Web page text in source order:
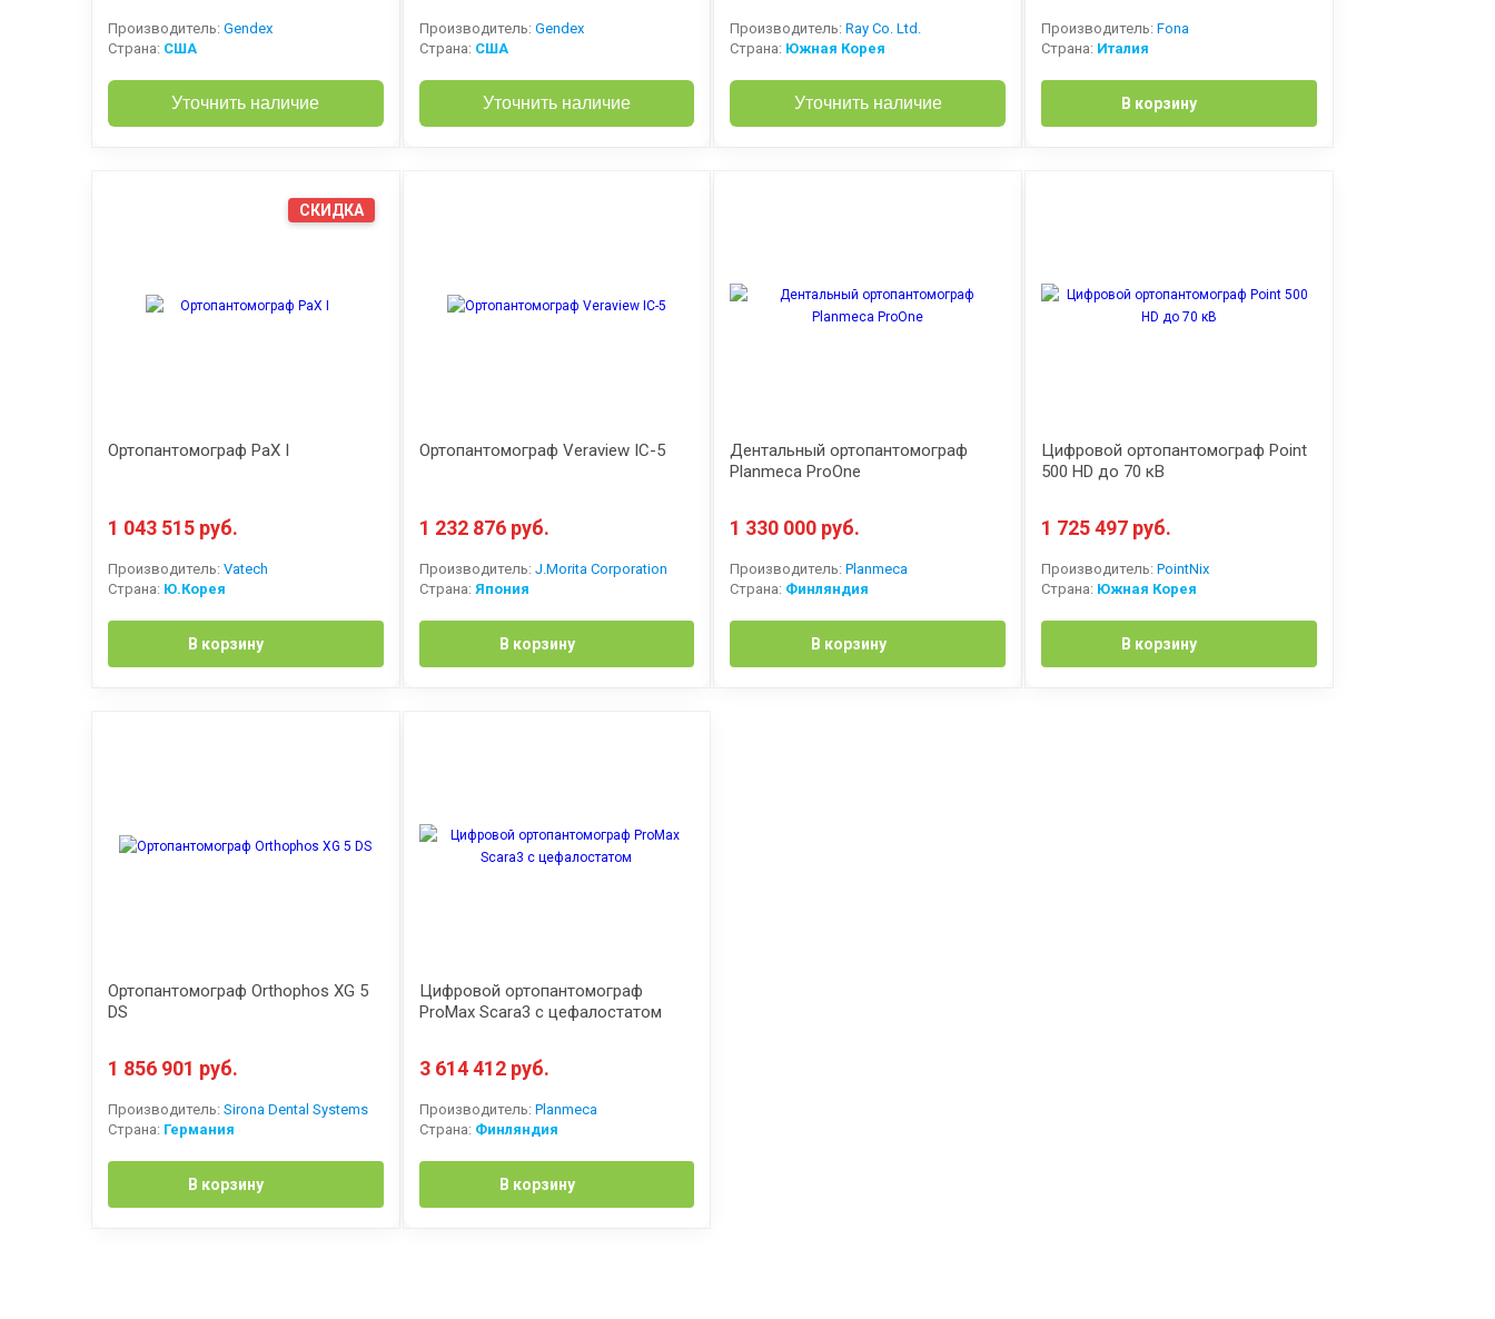
Производитель: Gendex
Страна: США
Уточнить наличие
Производитель: Gendex
Страна: США
Уточнить наличие
Производитель:Ray Co. Ltd.
Страна: Южная Корея
Уточнить наличие
Производитель: Fona
Страна: Италия
В корзину
СКИДКА
Ортопантомограф PaX I
1 043 515 руб.
Производитель: Vatech
Страна: Ю.Корея
В корзину
Ортопантомограф Veraview IC-5
1 232 876 руб.
Производитель: J.Morita Corporation
Страна: Япония
В корзину
Дентальный ортопантомограф
Planmeca ProOne
1 330 000 руб.
Производитель:Planmeca
Страна: Финляндия
В корзину
Цифровой ортопантомограф Point
500 HD до 70 кВ
1 725 497 руб.
Производитель: PointNix
Страна: Южная Корея
В корзину
Ортопантомограф Orthophos XG 5
DS
1 856 901 руб.
Производитель: Sirona Dental Systems
Страна: Германия
В корзину
Цифровой ортопантомограф
ProMax Scara3 с цефалостатом
3 614 412 руб.
Производитель: Planmeca
Страна: Финляндия
В корзину